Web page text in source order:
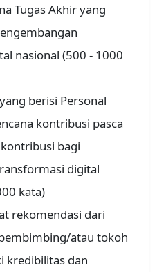
Tugas Akhir yang
nasional (500 - 1000
berisi Personal
kontribusi pasca
bagi
digital
kata)
rekomendasi dari
atau tokoh
kredibilitas dan